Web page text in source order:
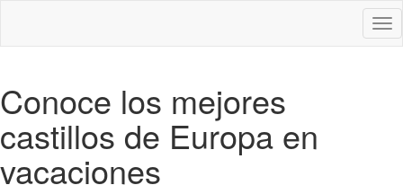
Conoce los mejores
castillos de Europa en
vacaciones